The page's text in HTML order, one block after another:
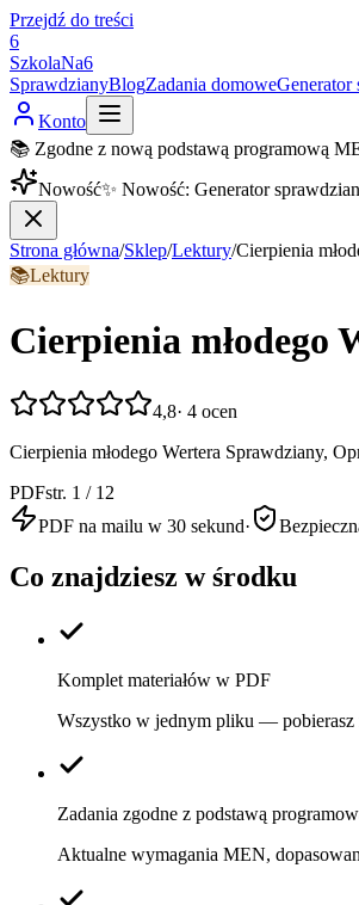
Przejdź do treści
6
SzkolaNa6
SprawdzianyBlogZadania domoweGenerator
Konto
📚 Zgodne z nową podstawą programową
Nowość✨ Nowość: Generator
Strona główna/Sklep/Lektury/Cierpienia
📚Lektury
Cierpienia młodego
4,8· 4 ocen
Cierpienia młodego Wertera Sprawdziany,
PDFstr. 1 / 12
PDF na mailu w 30 sekund·
Co znajdziesz w środku
Komplet materiałów w PDF
Wszystko w jednym pliku — pobierasz
Zadania zgodne z podstawą
Aktualne wymagania MEN,